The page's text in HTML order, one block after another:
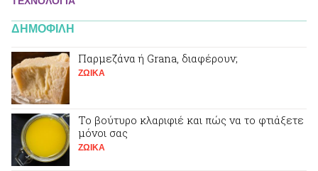
ΔΗΜΟΦΙΛΗ
Παρμεζάνα ή Grana, διαφέρουν;
ΖΩΙΚA
Το βούτυρο κλαριφιέ και πώς να το φτιάξετε
μόνοι σας
ΖΩΙΚA